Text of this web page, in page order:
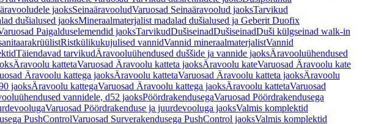
jaoksSeinaäravooludVaruosad Seinaäravoolud jaoksTarvikud
dušialused jaoksMineraalmaterjalist madalad dušialused ja Geberit Duofix
Paigalduselemendid jaoksTarvikudDušiseinadDušiseinadDuši külgseinad walk-in
Ristkülikukujulised vannidVannid mineraalmaterjalistVannid
Täiendavad tarvikudÄravooluühendused duššide ja vannide jaoksÄravooluühendused
Äravoolu kattetaVaruosad Äravoolu katteta jaoksÄravoolu kateVaruosad Äravoolu kate
Äravoolu kattega jaoksÄravoolu kattetaVaruosad Äravoolu katteta jaoksÄravoolu
jaoksÄravoolu kattegaVaruosad Äravoolu kattega jaoksÄravoolu kattetaVaruosad
vannidele, d52 jaoksPöördrakendusegaVaruosad Pöördrakendusega
Varuosad Pöördrakenduse ja juurdevooluga jaoksValmis komplektid
PushControlVaruosad Surverakendusega PushControl jaoksValmis komplektid